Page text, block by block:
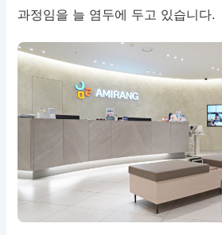
과정임을 늘 염두에 두고 있습니다.